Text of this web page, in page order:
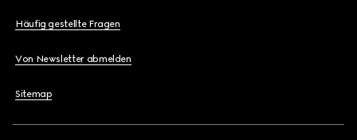
Häufig gestellte Fragen
Von Newsletter abmelden
Sitemap